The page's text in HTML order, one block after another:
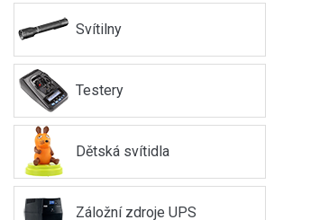
Svítilny
Testery
Dětská svítidla
Záložní zdroje UPS